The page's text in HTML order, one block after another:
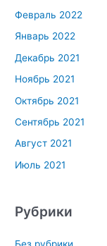
Февраль 2022
Январь 2022
Декабрь 2021
Ноябрь 2021
Октябрь 2021
Сентябрь 2021
Август 2021
Июль 2021
Рубрики